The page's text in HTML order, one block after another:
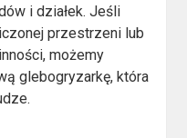
i działek. Jeśli
przestrzeni lub
możemy
glebogryzarkę, która